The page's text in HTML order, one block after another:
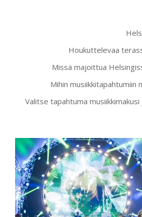
Houkuttelevaa
Missä majoittua
Mihin musiikkitapahtumiin
Valitse tapahtuma